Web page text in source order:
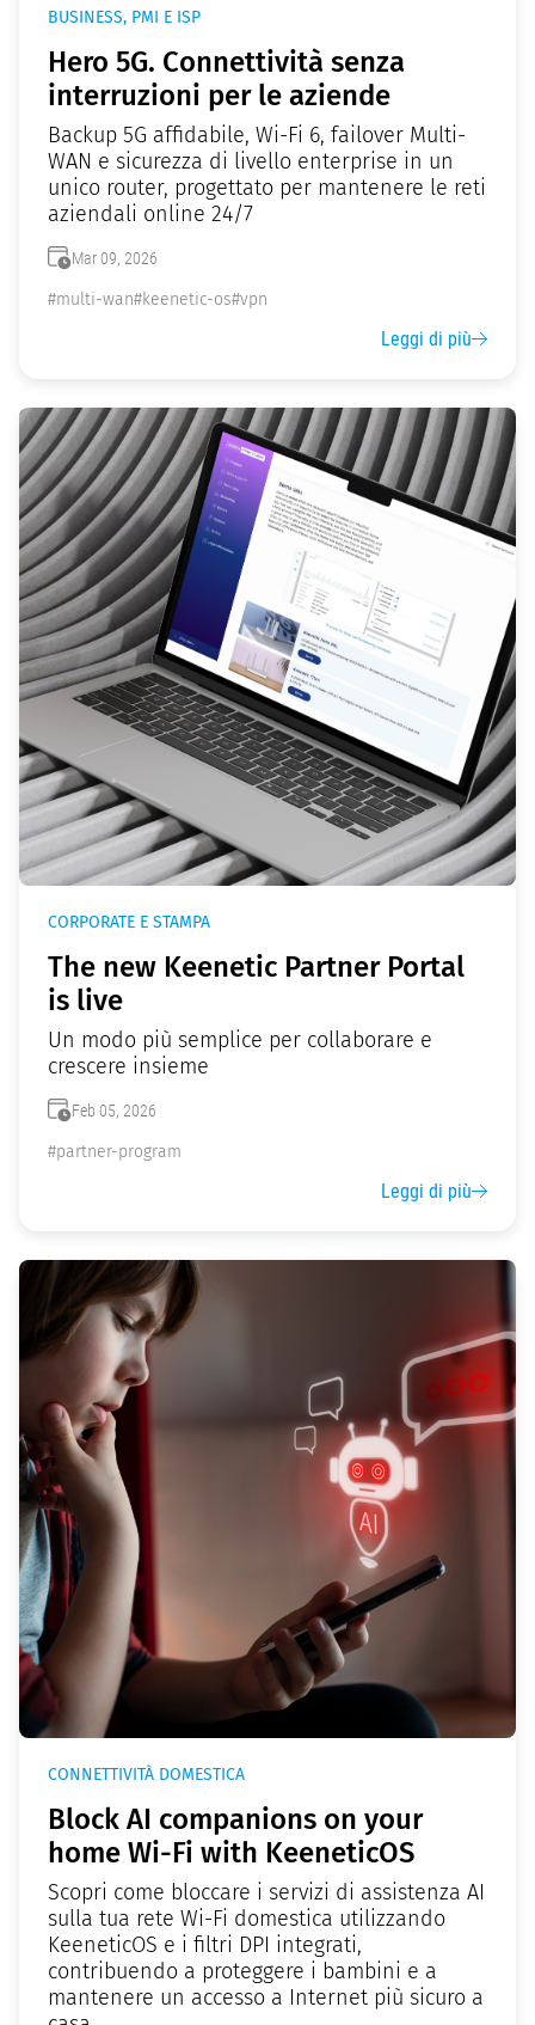
BUSINESS, PMI E ISP
Hero 5G. Connettività senza
interruzioni per le aziende
Backup 5G affidabile, Wi-Fi 6, failover Multi-
WAN e sicurezza di livello enterprise in un
unico router, progettato per mantenere le reti
aziendali online 24/7
Mar 09, 2026
#multi-wan#keenetic-os#vpn
Leggi di più
CORPORATE E STAMPA
The new Keenetic Partner Portal
is live
Un modo più semplice per collaborare e
crescere insieme
Feb 05, 2026
#partner-program
Leggi di più
CONNETTIVITÀ DOMESTICA
Block AI companions on your
home Wi-Fi with KeeneticOS
Scopri come bloccare i servizi di assistenza AI
sulla tua rete Wi-Fi domestica utilizzando
KeeneticOS e i filtri DPI integrati,
contribuendo a proteggere i bambini e a
mantenere un accesso a Internet più sicuro a